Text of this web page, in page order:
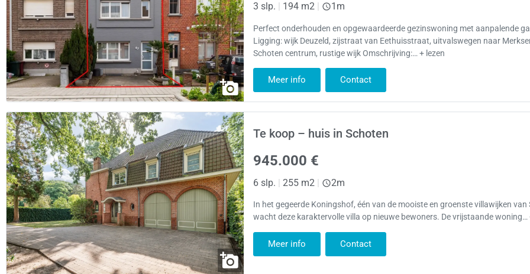
3 slp. | 194 m2 | 1m
Perfect onderhouden en opgewaardeerde gezinswoning met aanpalende
Ligging: wijk Deuzeld, zijstraat van Eethuisstraat, uitvalswegen naar
Schoten centrum, rustige wijk Omschrijving:… + lezen
Meer info Contact
Te koop – huis in Schoten
945.000 €
6 slp. | 255 m2 | 2m
In het gegeerde Koningshof, één van de mooiste en groenste villawijken van
wacht deze karaktervolle villa op nieuwe bewoners. De vrijstaande woning…
Meer info Contact